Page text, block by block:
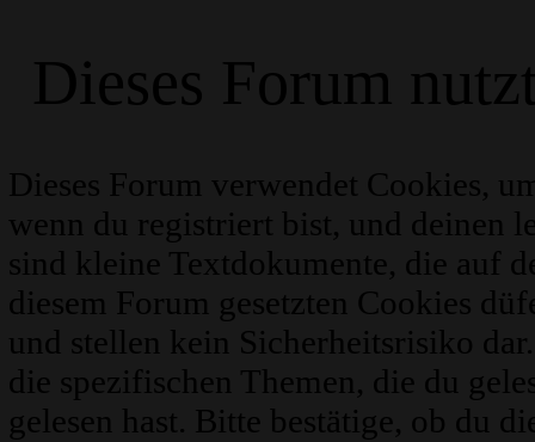
Dieses Forum
Dieses Forum verwendet Cookies,
wenn du registriert bist, und deinen
sind kleine Textdokumente, die auf
diesem Forum gesetzten Cookies
und stellen kein Sicherheitsrisiko
die spezifischen Themen, die du
gelesen hast. Bitte bestätige, ob du